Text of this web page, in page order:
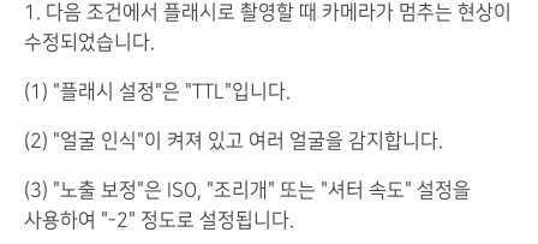
1. 다음 조건에서 플래시로 촬영할 때 카메라가 멈추는 현상이
수정되었습니다.
(1) "플래시 설정"은 "TTL"입니다.
(2) "얼굴 인식"이 켜져 있고 여러 얼굴을 감지합니다.
(3) "노출 보정"은 ISO, "조리개" 또는 "셔터 속도" 설정을
사용하여 "-2" 정도로 설정됩니다.